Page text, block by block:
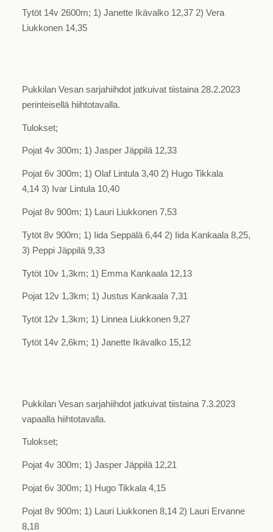
Tytöt 14v 2600m; 1) Janette Ikävalko 12,37 2) Vera
Liukkonen 14,35
Pukkilan Vesan sarjahiihdot jatkuivat tiistaina 28.2.2023
perinteisellä hiihtotavalla.
Tulokset;
Pojat 4v 300m; 1) Jasper Jäppilä 12,33
Pojat 6v 300m; 1) Olaf Lintula 3,40 2) Hugo Tikkala
4,14 3) Ivar Lintula 10,40
Pojat 8v 900m; 1) Lauri Liukkonen 7,53
Tytöt 8v 900m; 1) Iida Seppälä 6,44 2) Iida Kankaala 8,25,
3) Peppi Jäppilä 9,33
Tytöt 10v 1,3km; 1) Emma Kankaala 12,13
Pojat 12v 1,3km; 1) Justus Kankaala 7,31
Tytöt 12v 1,3km; 1) Linnea Liukkonen 9,27
Tytöt 14v 2,6km; 1) Janette Ikävalko 15,12
Pukkilan Vesan sarjahiihdot jatkuivat tiistaina 7.3.2023
vapaalla hiihtotavalla.
Tulokset;
Pojat 4v 300m; 1) Jasper Jäppilä 12,21
Pojat 6v 300m; 1) Hugo Tikkala 4,15
Pojat 8v 900m; 1) Lauri Liukkonen 8,14 2) Lauri Ervanne
8,18